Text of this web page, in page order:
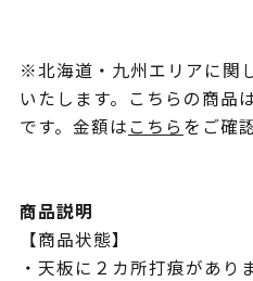
※北海道・九州エリアに関
いたします。こちらの商品
です。金額はこちらをご確
商品説明
【商品状態】
・天板に２カ所打痕がありま